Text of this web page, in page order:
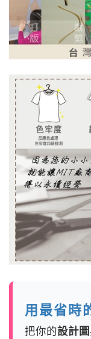
用最省時
把你的設計圖